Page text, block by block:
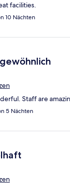
facilities.
10 Nächten
Staff are
5 Nächten